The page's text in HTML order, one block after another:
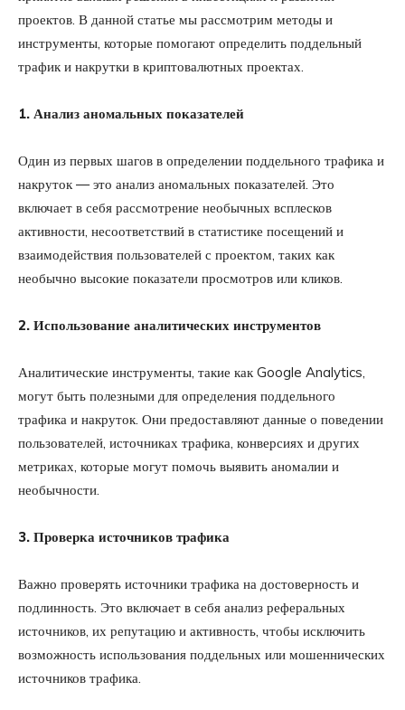
проектов. В данной статье мы рассмотрим методы и
инструменты, которые помогают определить поддельный
трафик и накрутки в криптовалютных проектах.
1. Анализ аномальных показателей
Один из первых шагов в определении поддельного трафика и
накруток — это анализ аномальных показателей. Это
включает в себя рассмотрение необычных всплесков
активности, несоответствий в статистике посещений и
взаимодействия пользователей с проектом, таких как
необычно высокие показатели просмотров или кликов.
2. Использование аналитических инструментов
Аналитические инструменты, такие как Google Analytics,
могут быть полезными для определения поддельного
трафика и накруток. Они предоставляют данные о поведении
пользователей, источниках трафика, конверсиях и других
метриках, которые могут помочь выявить аномалии и
необычности.
3. Проверка источников трафика
Важно проверять источники трафика на достоверность и
подлинность. Это включает в себя анализ реферальных
источников, их репутацию и активность, чтобы исключить
возможность использования поддельных или мошеннических
источников трафика.